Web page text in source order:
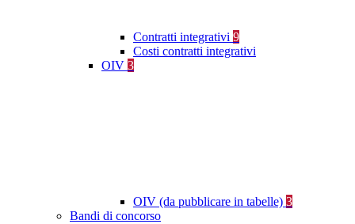
Contratti integrativi 9
Costi contratti integrativi
OIV 3
OIV (da pubblicare in tabelle) 3
Bandi di concorso